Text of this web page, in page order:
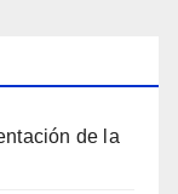
de la